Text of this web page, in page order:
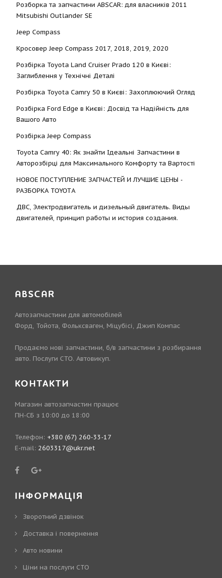
Розборка та запчастини ABSCAR: для власників 2011
Mitsubishi Outlander SE
Jeep Compass
Кросовер Jeep Compass 2017, 2018, 2019, 2020
Розбірка Toyota Land Cruiser Prado 120 в Києві:
Заглиблення у Технічні Деталі
Розбірка Toyota Camry 50 в Києві: Захоплюючий Огляд
Розбірка Ford Edge в Києві: Досвід та Надійність для
Вашого Авто
Розбірка Jeep Compass
Toyota Camry 40: Як знайти Ідеальні Запчастини в
Авторозбірці для Максимального Комфорту та Вартості
НОВОЕ ПОСТУПЛЕНИЕ ЗАПЧАСТЕЙ И ЛУЧШИЕ ЦЕНЫ -
РАЗБОРКА TOYOTА
ДВС, Электродвигатель и дизельный двигатель. Виды
двигателей, принцип работы и история создания.
ABSCAR
Автозапчастини для автомобілей
Форд, Тойота, Фольксваген, Міцубісі, Джип Компас
Продаємо нові запчастини, б/в запчастини з розбирання
авто. Послуги СТО. Автовикуп.
КОНТАКТИ
Магазин автозапчастин працює
ПН-СБ з 10:00 до 18:00
Телефон: +380 (67) 260-33-17
E-mail: 2603317@ukr.net
ІНФОРМАЦІЯ
Зворотний дзвінок
Доставка і повернення
Авто новини
Ціни на послуги СТО